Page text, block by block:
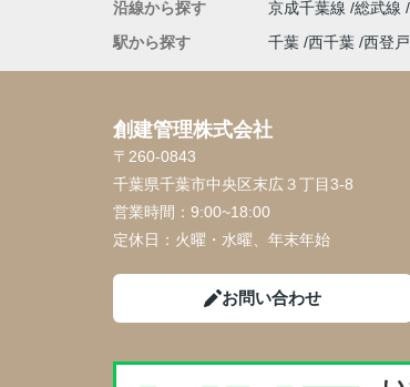
沿線から探す
京成千葉線 総武線
駅から探す
千葉 西千葉 西登戸
創建管理株式会社
〒260-0843
千葉県千葉市中央区末広３丁目3-8
営業時間： 9:00~18:00
定休日： 火曜・水曜、年末年始
お問い合わせ